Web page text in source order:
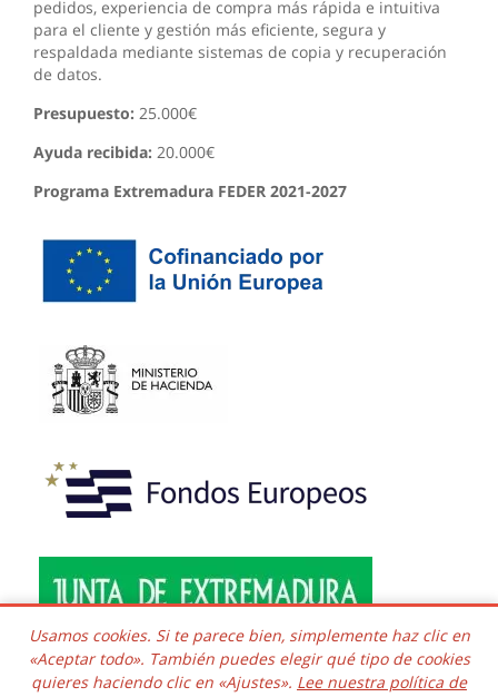
pedidos, experiencia de compra más rápida e intuitiva
para el cliente y gestión más eficiente, segura y
respaldada mediante sistemas de copia y recuperación
de datos.
Presupuesto: 25.000€
Ayuda recibida: 20.000€
Programa Extremadura FEDER 2021-2027
Copyright © 2016 - 2026 Todos los derechos reservados.
Usamos cookies. Si te parece bien, simplemente haz clic en
«Aceptar todo». También puedes elegir qué tipo de cookies
quieres haciendo clic en «Ajustes». Lee nuestra política de